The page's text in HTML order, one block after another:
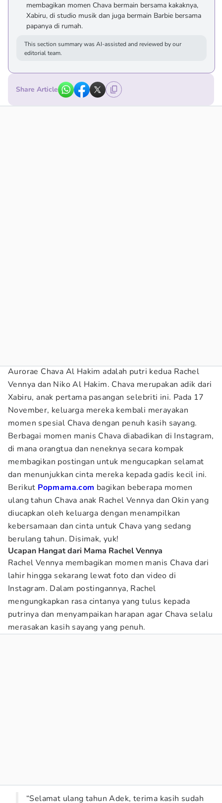
membagikan momen Chava bermain bersama kakaknya,
Xabiru, di studio musik dan juga bermain Barbie bersama
papanya di rumah.
This section summary was AI-assisted and reviewed by our
editorial team.
Share Article
Aurorae Chava Al Hakim adalah putri kedua Rachel
Vennya dan Niko Al Hakim. Chava merupakan adik dari
Xabiru, anak pertama pasangan selebriti ini. Pada 17
November, keluarga mereka kembali merayakan
momen spesial Chava dengan penuh kasih sayang.
Berbagai momen manis Chava diabadikan di Instagram,
di mana orangtua dan neneknya secara kompak
membagikan postingan untuk mengucapkan selamat
dan menunjukkan cinta mereka kepada gadis kecil ini.
Berikut Popmama.com bagikan beberapa momen
ulang tahun Chava anak Rachel Vennya dan Okin yang
diucapkan oleh keluarga dengan menampilkan
kebersamaan dan cinta untuk Chava yang sedang
berulang tahun. Disimak, yuk!
Ucapan Hangat dari Mama Rachel Vennya
Rachel Vennya membagikan momen manis Chava dari
lahir hingga sekarang lewat foto dan video di
Instagram. Dalam postingannya, Rachel
mengungkapkan rasa cintanya yang tulus kepada
putrinya dan menyampaikan harapan agar Chava selalu
merasakan kasih sayang yang penuh.
“Selamat ulang tahun Adek, terima kasih sudah